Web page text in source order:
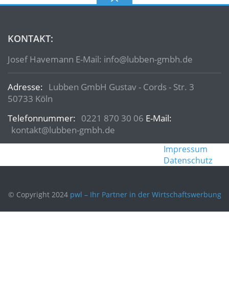
KONTAKT:
Josef Havemann E-Mail: info@lubben-gmbh.de
Adresse: Lubben GmbH Gustav - Cords - Str. 3
50733 Köln
Telefonnummer: 0221 870 30 06 E-Mail:
kontakt@lubben-gmbh.de
Impressum
Datenschutz
© Copyright 2024 pwl – Ihr Partner in der Wirtschaftswerbung